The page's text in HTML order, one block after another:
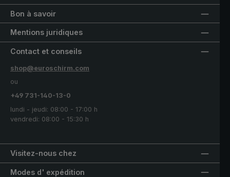
Bon à savoir
Mentions juridiques
Visitez-nous chez
Contact et conseils
shop@euroschirm.com
ou
+49 731-140-13-0
lundi - jeudi: 08:00 - 17:00 h
vendredi: 08:00 - 15:30 h
Modes d' expédition